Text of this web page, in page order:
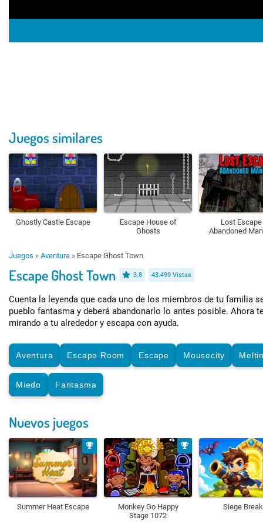
Juegos similares
Ghostly Castle Escape
Escape House of
Ghosts
Lost Escape
Abandoned
Juegos » Aventura » Escape Ghost Town
Escape Ghost Town 3.8 43.499 Vistas
Cuenta la leyenda que cada uno de los miembros de tu familia
pueblo fantasma y deberá abandonarlo lo antes posible. Ahora
mirando a tu alrededor y escapa con ayuda.
Aventura Escape Room Escape Mousecity
Miedo Fantasma
Nuevos juegos
Summer Heat Escape
Monkey Go Happy
Stage 1072
Siege Break